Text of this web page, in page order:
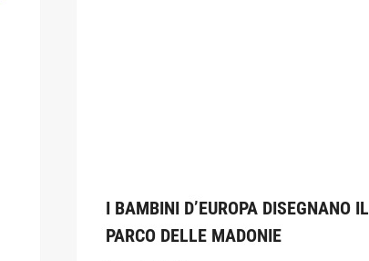
I BAMBINI D’EUROPA DISEGNANO IL
PARCO DELLE MADONIE